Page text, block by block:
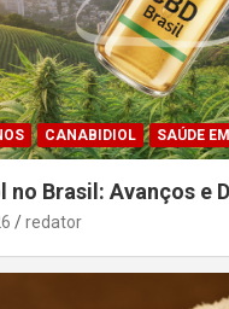
CANABIDIOL SAÚDE
no Brasil: Avanços e
redator